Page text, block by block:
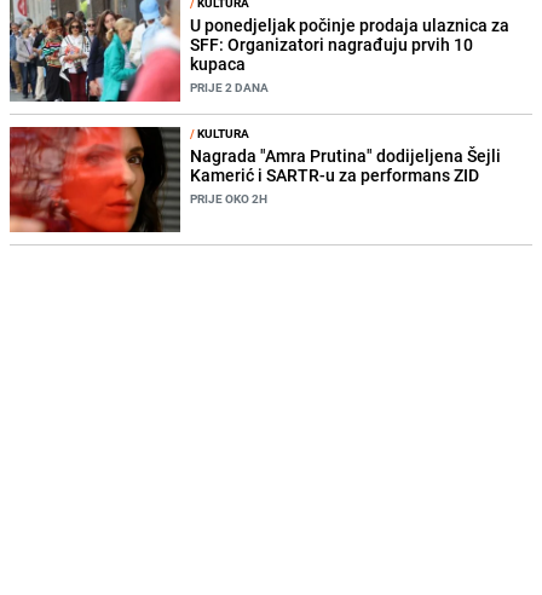
U ponedjeljak počinje prodaja ulaznica za
SFF: Organizatori nagrađuju prvih 10
kupaca
PRIJE 2 DANA
/KULTURA
Nagrada "Amra Prutina" dodijeljena Šejli
Kamerić i SARTR-u za performans ZID
PRIJE OKO 2H